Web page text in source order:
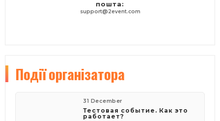
пошта:
support@2event.com
Подіїорганізатора
31 December
Тестовая событие. Как это
работает?